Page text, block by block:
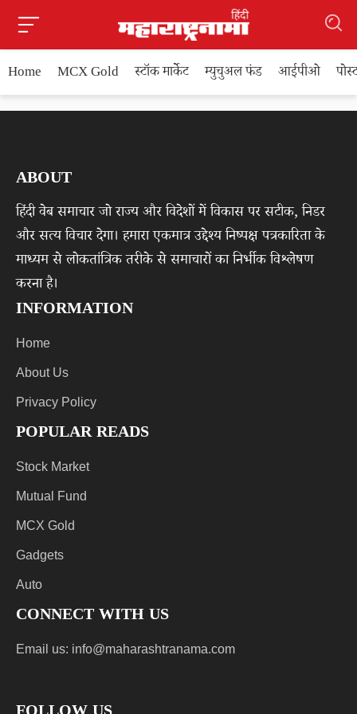
Home MCX Gold स्टॉक मार्केट म्युचुअल फंड आईपीओ
ABOUT
हिंदी वेब समाचार जो राज्य और विदेशों में विकास पर सटीक, निडर
और सत्य विचार देगा। हमारा एकमात्र उद्देश्य निष्पक्ष पत्रकारिता के
माध्यम से लोकतांत्रिक तरीके से समाचारों का निर्भीक विश्लेषण
करना है।
INFORMATION
Home
About Us
Privacy Policy
POPULAR READS
Stock Market
Mutual Fund
MCX Gold
Gadgets
Auto
CONNECT WITH US
Email us: info@maharashtranama.com